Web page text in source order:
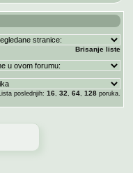
Brisanje liste
Lista poslednjih: 16, 32 64, 128poruka.